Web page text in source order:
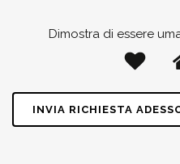
Dimostra di essere